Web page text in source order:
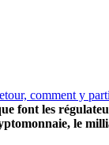
font les
le